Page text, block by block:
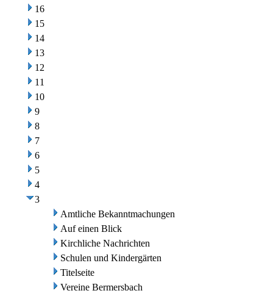
16
15
14
13
12
11
10
9
8
7
6
5
4
3
Amtliche Bekanntmachungen
Auf einen Blick
Kirchliche Nachrichten
Schulen und Kindergärten
Titelseite
Vereine Bermersbach